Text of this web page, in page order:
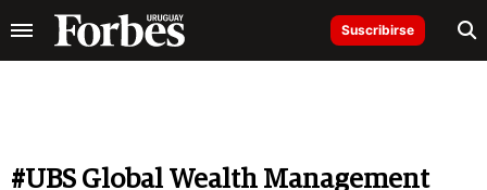
Suscribirse
#UBS Global Wealth Management